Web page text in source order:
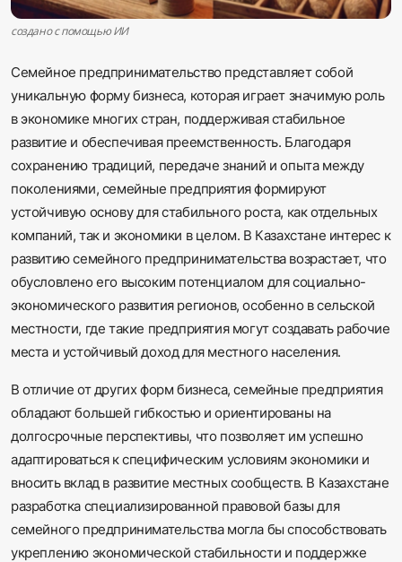
создано с помощью ИИ
Семейное предпринимательство представляет собой
уникальную форму бизнеса, которая играет значимую роль
в экономике многих стран, поддерживая стабильное
развитие и обеспечивая преемственность. Благодаря
сохранению традиций, передаче знаний и опыта между
поколениями, семейные предприятия формируют
устойчивую основу для стабильного роста, как отдельных
компаний, так и экономики в целом. В Казахстане интерес к
развитию семейного предпринимательства возрастает, что
обусловлено его высоким потенциалом для социально-
экономического развития регионов, особенно в сельской
местности, где такие предприятия могут создавать рабочие
места и устойчивый доход для местного населения.
В отличие от других форм бизнеса, семейные предприятия
обладают большей гибкостью и ориентированы на
долгосрочные перспективы, что позволяет им успешно
адаптироваться к специфическим условиям экономики и
вносить вклад в развитие местных сообществ. В Казахстане
разработка специализированной правовой базы для
семейного предпринимательства могла бы способствовать
укреплению экономической стабильности и поддержке